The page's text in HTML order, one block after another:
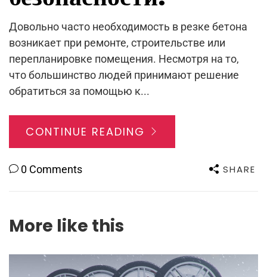
Довольно часто необходимость в резке бетона
возникает при ремонте, строительстве или
перепланировке помещения. Несмотря на то,
что большинство людей принимают решение
обратиться за помощью к...
CONTINUE READING
0 Comments SHARE
More like this